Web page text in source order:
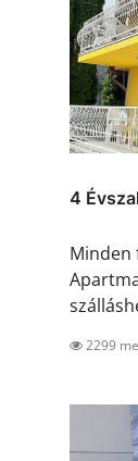
4
Minden
2299